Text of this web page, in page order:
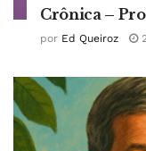
Crônica –
por Ed Queiroz